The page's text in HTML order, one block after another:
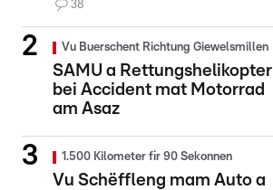
38
Vu Buerschent Richtung Giewelsmillen
SAMU a Rettungshelikopter
bei Accident mat Motorrad
am Asaz
1.500 Kilometer fir 90 Sekonnen
Vu Schëffleng mam Auto a